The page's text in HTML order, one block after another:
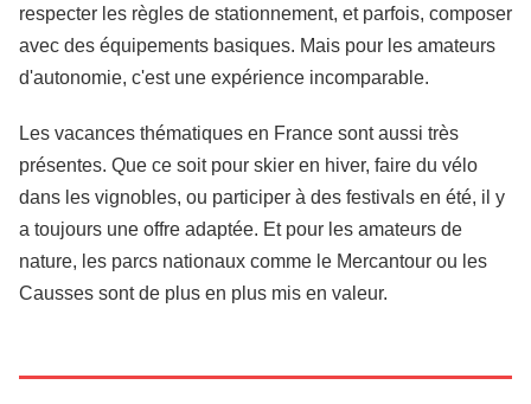
respecter les règles de stationnement, et parfois, composer
avec des équipements basiques. Mais pour les amateurs
d'autonomie, c'est une expérience incomparable.
Les vacances thématiques en France sont aussi très
présentes. Que ce soit pour skier en hiver, faire du vélo
dans les vignobles, ou participer à des festivals en été, il y
a toujours une offre adaptée. Et pour les amateurs de
nature, les parcs nationaux comme le Mercantour ou les
Causses sont de plus en plus mis en valeur.